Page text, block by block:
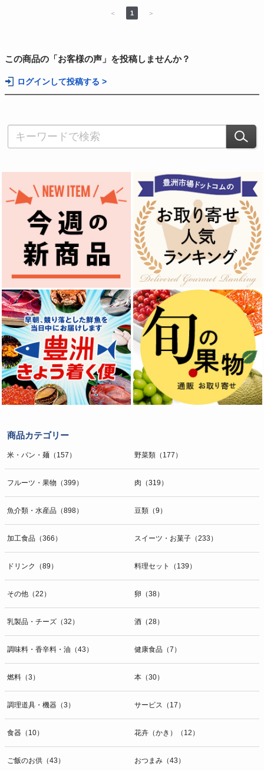
＜ 1 ＞
この商品の「お客様の声」を投稿しませんか？
ログインして投稿する >
商品カテゴリー
米・パン・麺（157） 野菜類（177）
フルーツ・果物（399） 肉（319）
魚介類・水産品（898） 豆類（9）
加工食品（366） スイーツ・お菓子（233）
ドリンク（89） 料理セット（139）
その他（22） 卵（38）
乳製品・チーズ（32） 酒（28）
調味料・香辛料・油（43） 健康食品（7）
燃料（3） 本（30）
調理道具・機器（3） サービス（17）
食器（10） 花卉（かき）（12）
ご飯のお供（43） おつまみ（43）